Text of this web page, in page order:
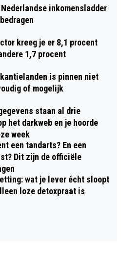
inkomensladder
kreeg je er 8,1 procent
1,7 procent
is pinnen niet
of mogelijk
staan al drie
het darkweb en je hoorde
week
een tandarts? En een
Dit zijn de officiële
wat je lever écht sloopt
loze detoxpraat is